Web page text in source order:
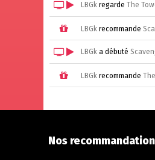
LBGk regarde The
LBGk recommande
LBGk a débuté
LBGk recommande
Nos